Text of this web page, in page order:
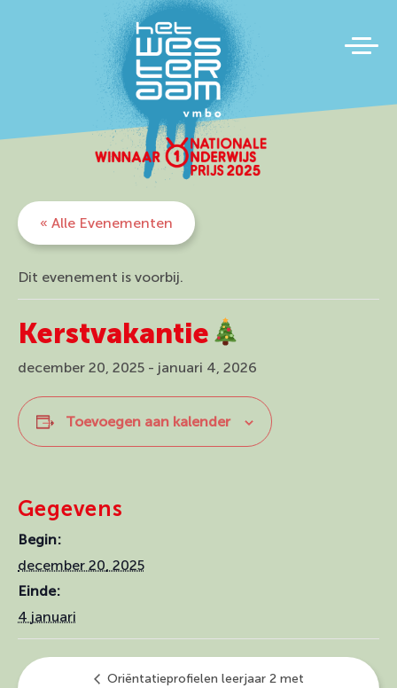
« Alle Evenementen
Dit evenement is voorbij.
Kerstvakantie
december 20, 2025 - januari 4, 2026
Toevoegen aan kalender
Gegevens
Begin:
december 20, 2025
Einde:
4 januari
Oriëntatieprofielen leerjaar 2 met